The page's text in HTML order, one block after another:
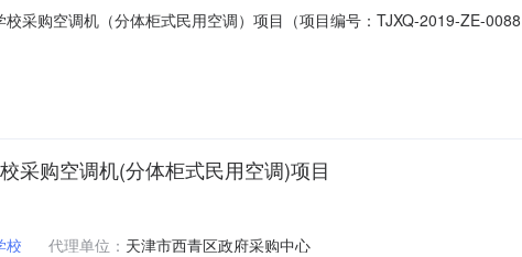
采购空调机（分体柜式民用空调）项目（项目编号：TJXQ-2019-ZE-
北镇成人文化技术学校采购空调机（分体柜式民用空调）项目2.项目编号
采购空调机(分体柜式民用空调)项目
校 代理单位： 天津市西青区政府采购中心